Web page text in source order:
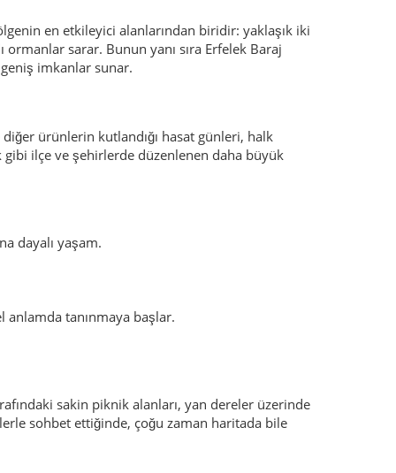
tanınmaya başlar.
sakin piknik alanları, yan dereler üzerinde
sohbet ettiğinde, çoğu zaman haritada bile
ve dilekleri kabul eden ağaçlardan söz
herkesin kalbinde sakladığı bir dileği taşıdığı ve
ancak Tatlıca vadisinde peş peşe dökülen
yemin etmiş. Yıllar sonra başka köylüler